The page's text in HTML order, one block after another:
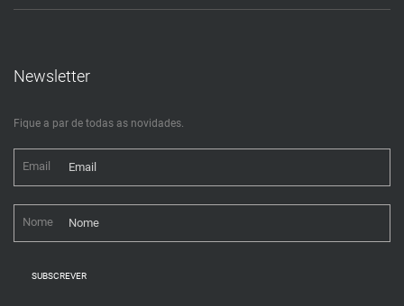
Newsletter
Fique a par de todas as novidades.
Email
Nome
SUBSCREVER